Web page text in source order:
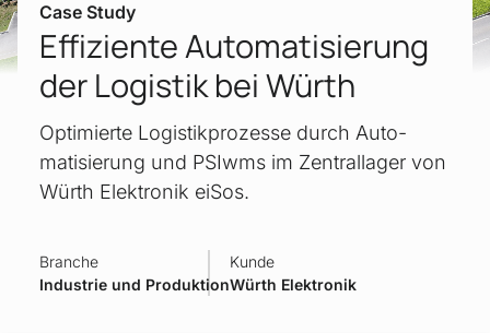
Case Study
Effiziente Automatisierung
der Logistik bei Würth
Optimierte Logistikprozesse durch Auto­
matisier­ung und PSIwms im Zentrallager von
Würth Elektronik eiSos.
Branche
Industrie und Produktion
Kunde
Würth Elektronik